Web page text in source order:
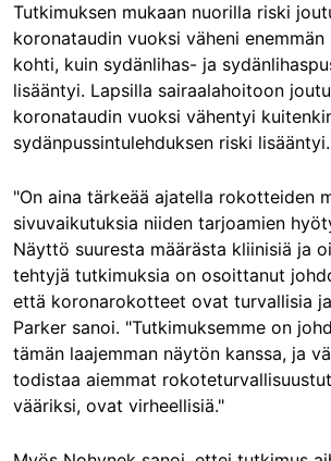
Tutkimuksen mukaan nuorilla riski
koronataudin vuoksi väheni enemmän
kohti, kuin sydänlihas- ja
lisääntyi. Lapsilla sairaalahoitoon
koronataudin vuoksi vähentyi
sydänpussintulehduksen riski lisääntyi.
"On aina tärkeää ajatella rokotteiden
sivuvaikutuksia niiden tarjoamien
Näyttö suuresta määrästa kliinisiä ja
tehtyjä tutkimuksia on osoittanut
että koronarokotteet ovat turvallisia
Parker sanoi. "Tutkimuksemme on
tämän laajemman näytön kanssa, ja
todistaa aiemmat
vääriksi, ovat virheellisiä."